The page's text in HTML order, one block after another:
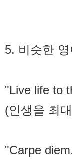
5. 비슷한
"Live life to
(인생을 최
"Carpe